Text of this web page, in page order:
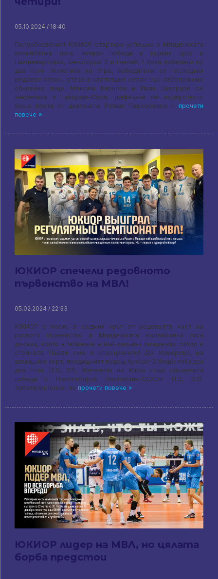
05.10.2024 / 18:40
Полуобновеният ЮКИОР стартира успешно в Младежката
волейболна лига: четири победи в първия кръг в
Нижневартовск, Белогорье-2 и Енисей-2 бяха победени по
два пъти. Жителите на Угра, победители от последния
редовен сезон, влезе в настоящия сезон със забележимо
обновено лице. Максим Кирилов и Иван Скворцов се
закрепиха в Газпром-Югра, щафетата на лидерството
беше поета от диагонала Роман Пархоменко и прочети
повече »
ЮКИОР спечели редовното
първенство на МВЛ!
05.02.2024 / 22:33
ЮКИОР в посл, в седмия кръг от редовната част на
руското първенство в Младежката волейболна лига
доказа, който в момента е най-силният младежки отбор в
страната. Първи сме в класирането! До Кемерово, на
домашния корт, предишният водещ Кузбас-2 беше победен
два пъти (3:0, 3:1), Жителите на Югра също споделиха
победи с Новосибирск Локомотив-ССХОР (1:3, 3:2).
Забележително, че прочети повече »
ЮКИОР лидер на МВЛ, но цялата
борба предстои